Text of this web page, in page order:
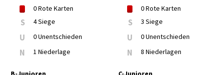
0Rote Karten
S 4 Siege
U 0 Unentschieden
N 1 Niederlage
0Rote Karten
S 3 Siege
U 0 Unentschieden
N 8 Niederlagen